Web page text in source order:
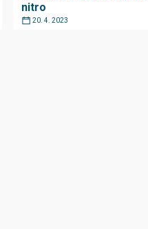
nitro
20. 4. 2023